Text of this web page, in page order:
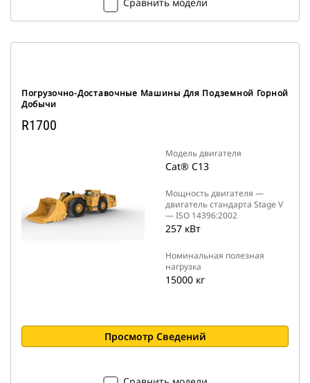
Погрузочно-Доставочные Машины Для Подземной Горной
Добычи
R1700
Модель двигателя
Cat® C13
Мощность двигателя —
двигатель стандарта Stage V
— ISO 14396:2002
257 кВт
Номинальная полезная
нагрузка
15000 кг
Просмотр Сведений